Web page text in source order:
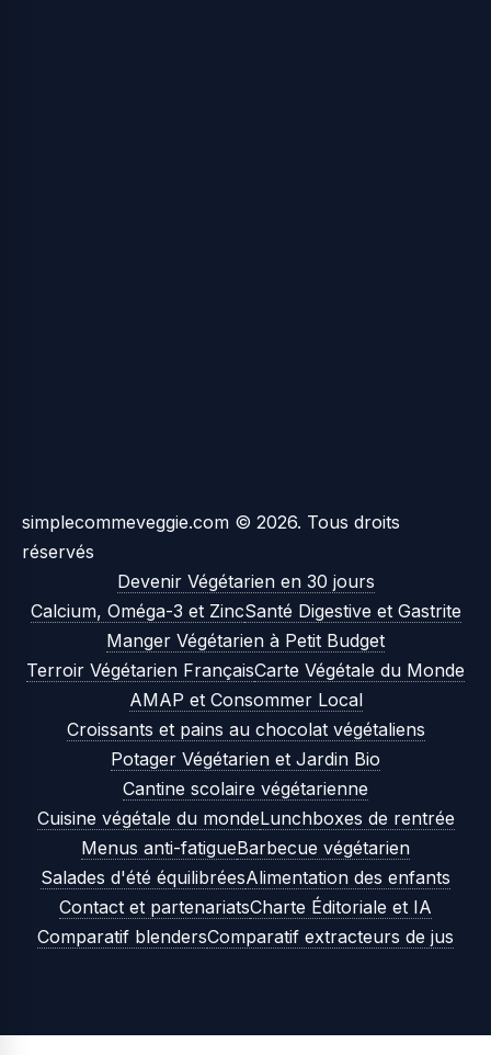
simplecommeveggie.com © 2026. Tous droits
réservés
Devenir Végétarien en 30 jours
Calcium, Oméga-3 et ZincSanté Digestive et Gastrite
Manger Végétarien à Petit Budget
Terroir Végétarien FrançaisCarte Végétale du Monde
AMAP et Consommer Local
Croissants et pains au chocolat végétaliens
Potager Végétarien et Jardin Bio
Cantine scolaire végétarienne
Cuisine végétale du mondeLunchboxes de rentrée
Menus anti-fatigueBarbecue végétarien
Salades d'été équilibréesAlimentation des enfants
Contact et partenariatsCharte Éditoriale et IA
Comparatif blendersComparatif extracteurs de jus